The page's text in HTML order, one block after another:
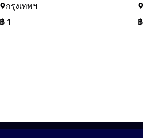
กรุงเทพฯ
฿ 1
฿